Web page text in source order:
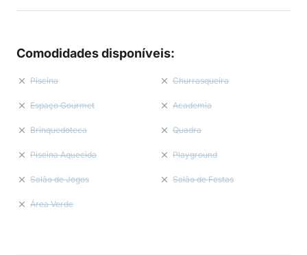
Comodidades disponíveis:
Piscina Churrasqueira
Espaço Gourmet Academia
Brinquedoteca Quadra
Piscina Aquecida Playground
Salão de Jogos Salão de Festas
Área Verde